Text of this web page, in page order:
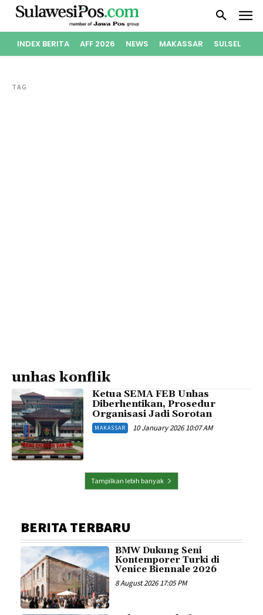
INDEX BERITA AFF 2026 NEWS MAKASSAR SULSEL
TAG
unhas konflik
Ketua SEMA FEB Unhas
Diberhentikan, Prosedur
Organisasi Jadi Sorotan
MAKASSAR 10 January 2026 10:07 AM
Tampilkan lebih banyak
BERITA TERBARU
BMW Dukung Seni
Kontemporer Turki di
Venice Biennale 2026
8 August 2026 17:05 PM